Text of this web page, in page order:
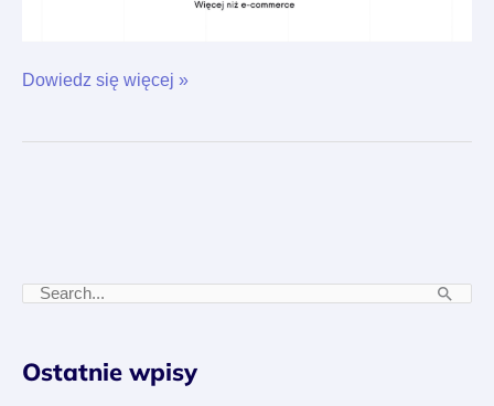
Dowiedz się więcej »
S
u
Ostatnie wpisy